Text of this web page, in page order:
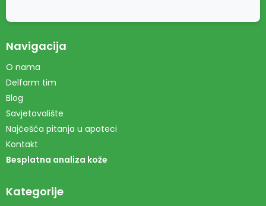
Navigacija
O nama
Delfarm tim
Blog
Savjetovalište
Najčešća pitanja u apoteci
Kontakt
Besplatna analiza kože
Kategorije